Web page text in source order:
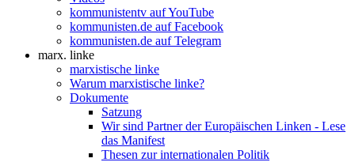
kommunistentv auf YouTube
kommunisten.de auf Facebook
kommunisten.de auf Telegram
marx. linke
marxistische linke
Warum marxistische linke?
Dokumente
Satzung
Wir sind Partner der Europäischen Linken - Lese
das Manifest
Thesen zur internationalen Politik